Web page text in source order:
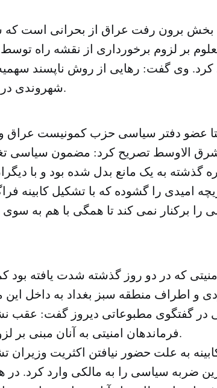
بخش برون رفت عراق از بحرانی است
بر لزوم برخورداری از نقشه راه
کرد. وی گفت: رهایی از روش ناپسند
شهروندی در صدر این اولویت ها قرار دارد.
عضو دفتر سیاسی حزب کمونیست عراق
الاوسط تصریح کرد: مضمون سیاسی
گذشته به یک مانع بدل شده بود و با
امیدی را گشوده که با تشکیل کابینه
را برکنار نمی کند تا همگی با هم به سوی
امنیتی که در دو روز گذشته شدت یافته بود
و اطراف منطقه سبز بغداد به داخل
در گفتگوی مطبوعاتی دیروز گفت: عقب
فرماندهان امنیتی به آنان مبنی بر لزوم عقب نشینی صورت گرفت.
به علت حضور نیافتن اکثریت
ضربه سیاسی را به مالکی وارد کرد.